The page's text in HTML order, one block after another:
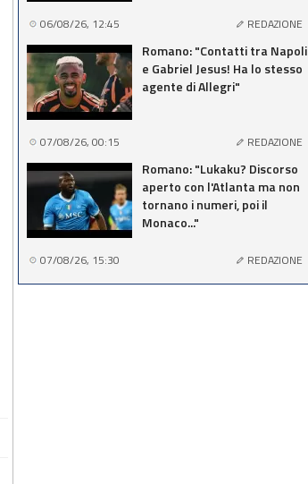
06/08/26, 12:45 REDAZIONE
Romano: "Contatti tra Napoli
e Gabriel Jesus! Ha lo stesso
agente di Allegri"
07/08/26, 00:15 REDAZIONE
Romano: "Lukaku? Discorso
aperto con l'Atlanta ma non
tornano i numeri, poi il
Monaco..."
07/08/26, 15:30 REDAZIONE